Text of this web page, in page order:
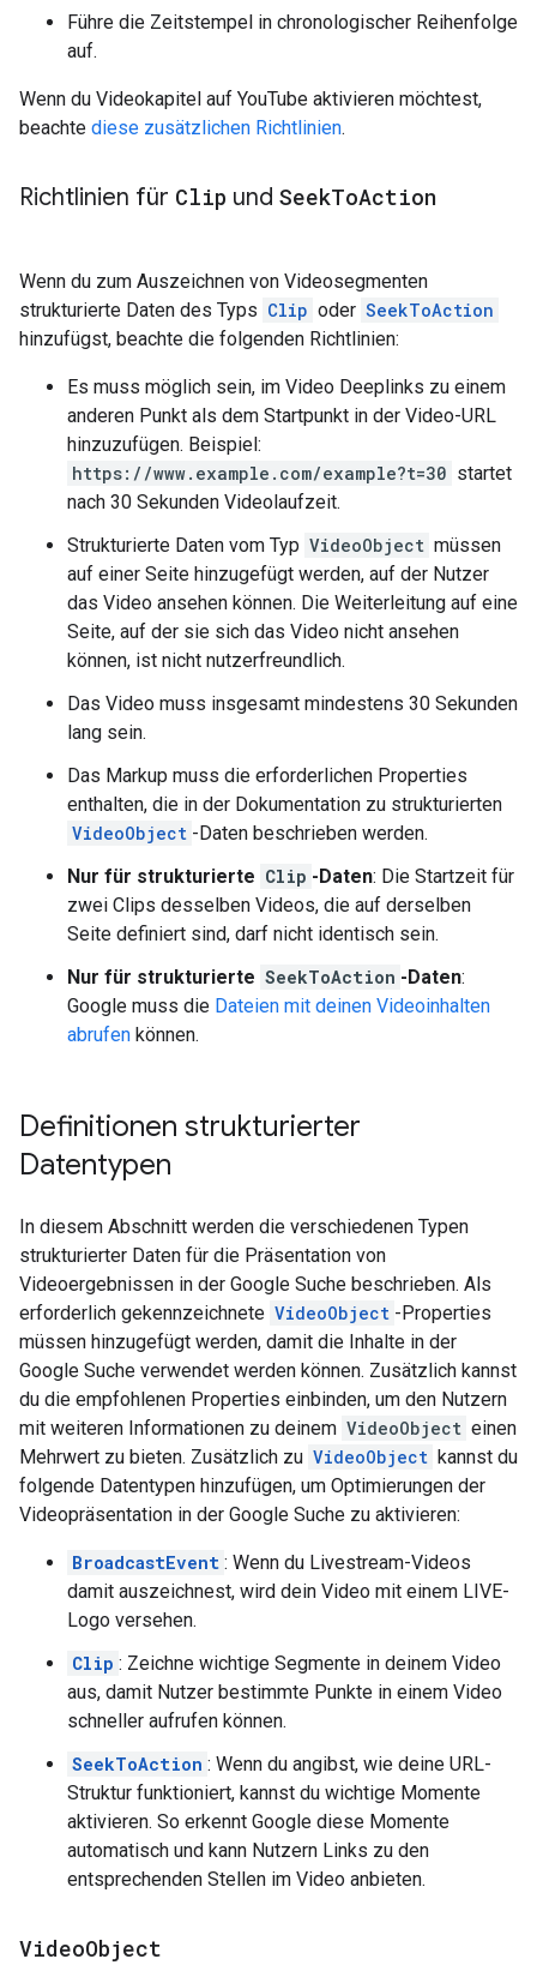
Führe die Zeitstempel in chronologischer Reihenfolge
auf.
Wenn du Videokapitel auf YouTube aktivieren möchtest,
beachte diese zusätzlichen Richtlinien.
Richtlinien für Clip und SeekToAction
Wenn du zum Auszeichnen von Videosegmenten
strukturierte Daten des Typs Clip oder SeekToAction
hinzufügst, beachte die folgenden Richtlinien:
Es muss möglich sein, im Video Deeplinks zu einem
anderen Punkt als dem Startpunkt in der Video-URL
hinzuzufügen. Beispiel:
https://www.example.com/example?t=30 startet
nach 30 Sekunden Videolaufzeit.
Strukturierte Daten vom Typ VideoObject müssen
auf einer Seite hinzugefügt werden, auf der Nutzer
das Video ansehen können. Die Weiterleitung auf eine
Seite, auf der sie sich das Video nicht ansehen
können, ist nicht nutzerfreundlich.
Das Video muss insgesamt mindestens 30 Sekunden
lang sein.
Das Markup muss die erforderlichen Properties
enthalten, die in der Dokumentation zu strukturierten
VideoObject -Daten beschrieben werden.
Nur für strukturierte Clip -Daten: Die Startzeit für
zwei Clips desselben Videos, die auf derselben
Seite definiert sind, darf nicht identisch sein.
Nur für strukturierte SeekToAction -Daten:
Google muss die Dateien mit deinen Videoinhalten
abrufen können.
Definitionen strukturierter
Datentypen
In diesem Abschnitt werden die verschiedenen Typen
strukturierter Daten für die Präsentation von
Videoergebnissen in der Google Suche beschrieben. Als
erforderlich gekennzeichnete VideoObject -Properties
müssen hinzugefügt werden, damit die Inhalte in der
Google Suche verwendet werden können. Zusätzlich kannst
du die empfohlenen Properties einbinden, um den Nutzern
mit weiteren Informationen zu deinem VideoObject einen
Mehrwert zu bieten. Zusätzlich zu VideoObject kannst du
folgende Datentypen hinzufügen, um Optimierungen der
Videopräsentation in der Google Suche zu aktivieren:
BroadcastEvent : Wenn du Livestream-Videos
damit auszeichnest, wird dein Video mit einem LIVE-
Logo versehen.
Clip : Zeichne wichtige Segmente in deinem Video
aus, damit Nutzer bestimmte Punkte in einem Video
schneller aufrufen können.
SeekToAction : Wenn du angibst, wie deine URL-
Struktur funktioniert, kannst du wichtige Momente
aktivieren. So erkennt Google diese Momente
automatisch und kann Nutzern Links zu den
entsprechenden Stellen im Video anbieten.
VideoObject